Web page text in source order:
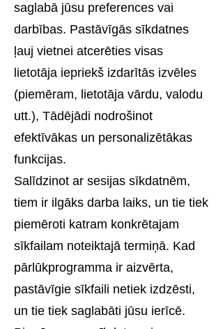
saglabā jūsu preferences vai
darbības. Pastāvīgās sīkdatnes
ļauj vietnei atcerēties visas
lietotāja iepriekš izdarītās izvēles
(piemēram, lietotāja vārdu, valodu
utt.), Tādējādi nodrošinot
efektīvākas un personalizētākas
funkcijas.
Salīdzinot ar sesijas sīkdatnēm,
tiem ir ilgāks darba laiks, un tie tiek
piemēroti katram konkrētajam
sīkfailam noteiktajā termiņā. Kad
pārlūkprogramma ir aizvērta,
pastāvīgie sīkfaili netiek izdzēsti,
un tie tiek saglabāti jūsu ierīcē.